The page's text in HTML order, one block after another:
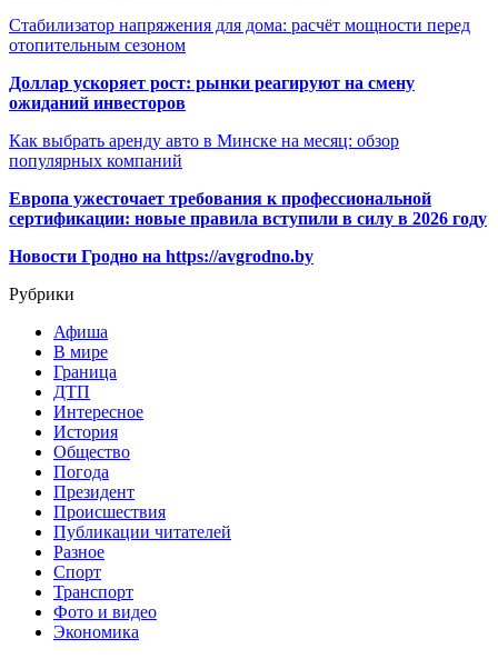
Стабилизатор напряжения для дома: расчёт мощности перед
отопительным сезоном
Доллар ускоряет рост: рынки реагируют на смену
ожиданий инвесторов
Как выбрать аренду авто в Минске на месяц: обзор
популярных компаний
Европа ужесточает требования к профессиональной
сертификации: новые правила вступили в силу в 2026 году
Новости Гродно на https://avgrodno.by
Рубрики
Афиша
В мире
Граница
ДТП
Интересное
История
Общество
Погода
Президент
Происшествия
Публикации читателей
Разное
Спорт
Транспорт
Фото и видео
Экономика